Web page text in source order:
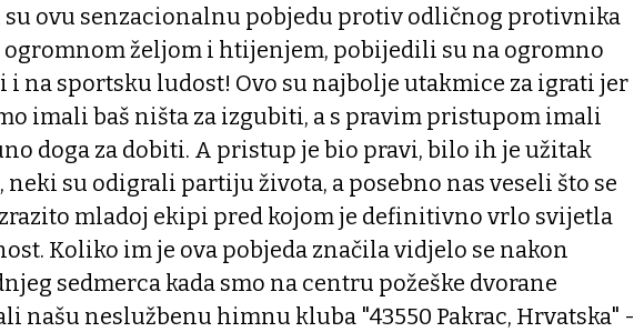
su ovu senzacionalnu pobjedu protiv odličnog protivnika
ogromnom željom i htijenjem, pobijedili su na ogromno
i na sportsku ludost! Ovo su najbolje utakmice za igrati jer
imali baš ništa za izgubiti, a s pravim pristupom imali
doga za dobiti. A pristup je bio pravi, bilo ih je užitak
neki su odigrali partiju života, a posebno nas veseli što se
mladoj ekipi pred kojom je definitivno vrlo svijetla
Koliko im je ova pobjeda značila vidjelo se nakon
sedmerca kada smo na centru požeške dvorane
našu neslužbenu himnu kluba "43550 Pakrac, Hrvatska" -